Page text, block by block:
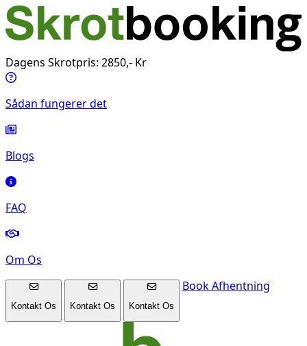
Dagens Skrotpris: 2850,- Kr
Sådan fungerer det
Blogs
FAQ
Om Os
Kontakt Os Kontakt Os Kontakt Os
Book Afhentning